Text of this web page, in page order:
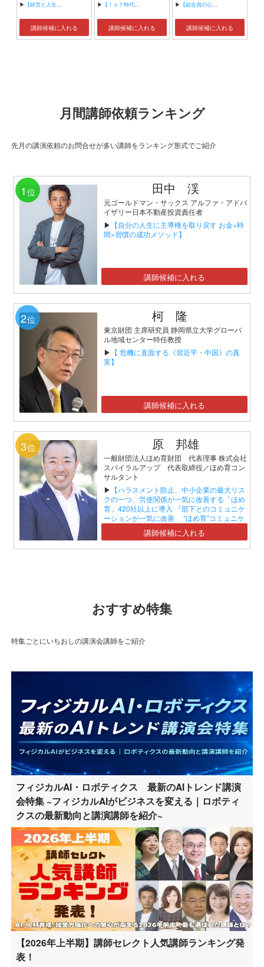
▶ 【経営と人生がHappyになる3つのキーワード】
講師候補に入れる
▶ 【ＩｏＴ時代にニッポンの製造業が一気に抜け出す！！ ～世界トップシェアのセンサーとロボットで戦え！】
講師候補に入れる
▶ 【組合員の心をぐっと掴むコミュニケーション術～組合員が「あなたが言うなら」と動き出す３ステップ～】
講師候補に入れる
月間講師依頼ランキング
先月の講演依頼のお問合せが多い講師をランキング形式でご紹介
1 位 田中 渓
元ゴールドマン・サックス アルファ・アドバ
イザリー日本不動産投資責任者
▶ 【自分の人生に主導権を取り戻す お金×時
間×習慣の成功メソッド】
講師候補に入れる
2位 柯 隆
東京財団 主席研究員 静岡県立大学グローバ
ル地域センター特任教授
▶ 【 危機に直面する《習近平・中国》の真
実】
講師候補に入れる
3位 原 邦雄
一般財団法人ほめ育財団 代表理事 株式会社
スパイラルアップ 代表取締役／ほめ育コン
サルタント
▶ 【ハラスメント防止、中小企業の最大リス
クの一つ、労使関係が一気に改善する「ほめ
育」420社以上に導入 『部下とのコミュニケ
ーションが一気に改善 “ほめ育”コミュニケ
ーションセミナー』】講師候補に入れる
おすすめ特集
特集ごとにいちおしの講演会講師をご紹介
フィジカルAI・ロボティクス 最新のAIトレンド講演
会特集 ~フィジカルAIがビジネスを変える｜ロボティ
クスの最新動向と講演講師を紹介~
【2026年上半期】講師セレクト人気講師ランキング発
表！